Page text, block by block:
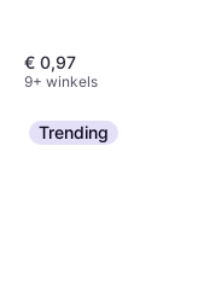
€ 0,97
9+ winkels
Trending